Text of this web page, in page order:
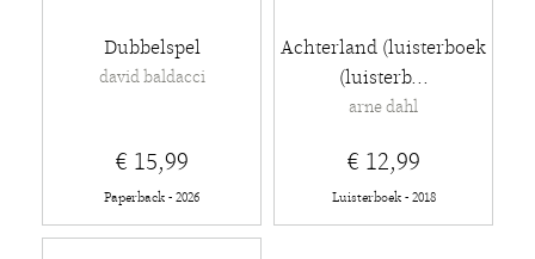
Dubbelspel
david baldacci
€ 15,99
Paperback - 2026
Achterland (luisterboek
(luisterb...
arne dahl
€ 12,99
Luisterboek - 2018